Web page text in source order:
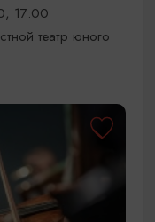
17:00
театр юного